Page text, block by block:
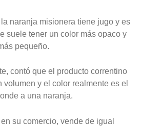
naranja misionera tiene jugo y es
suele tener un color más opaco y
pequeño.
contó que el producto correntino
volumen y el color realmente es el
a una naranja.
su comercio, vende de igual